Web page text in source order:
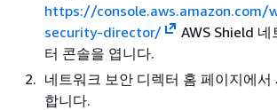
https://
security-director/
AWS Shield
터 콘솔을 엽니다.
네트워크 보안 디렉터 홈 페이지에서
합니다.